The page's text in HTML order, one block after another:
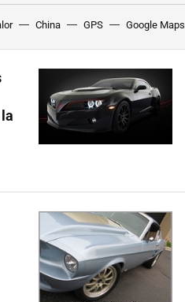
China GPS Google Maps